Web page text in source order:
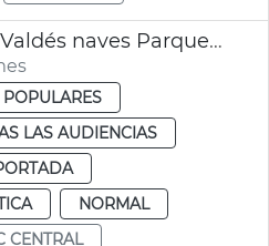
Proyecto Espacio Valdés naves Parque Central València
POPULARES
LAS AUDIENCIAS
NORMAL
CENTRAL